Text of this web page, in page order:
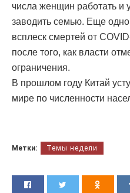
числа женщин работать и
заводить семью. Еще
всплеск смертей от
после того, как власти
ограничения.
В прошлом году Китай
мире по численности
Метки: Темы недели